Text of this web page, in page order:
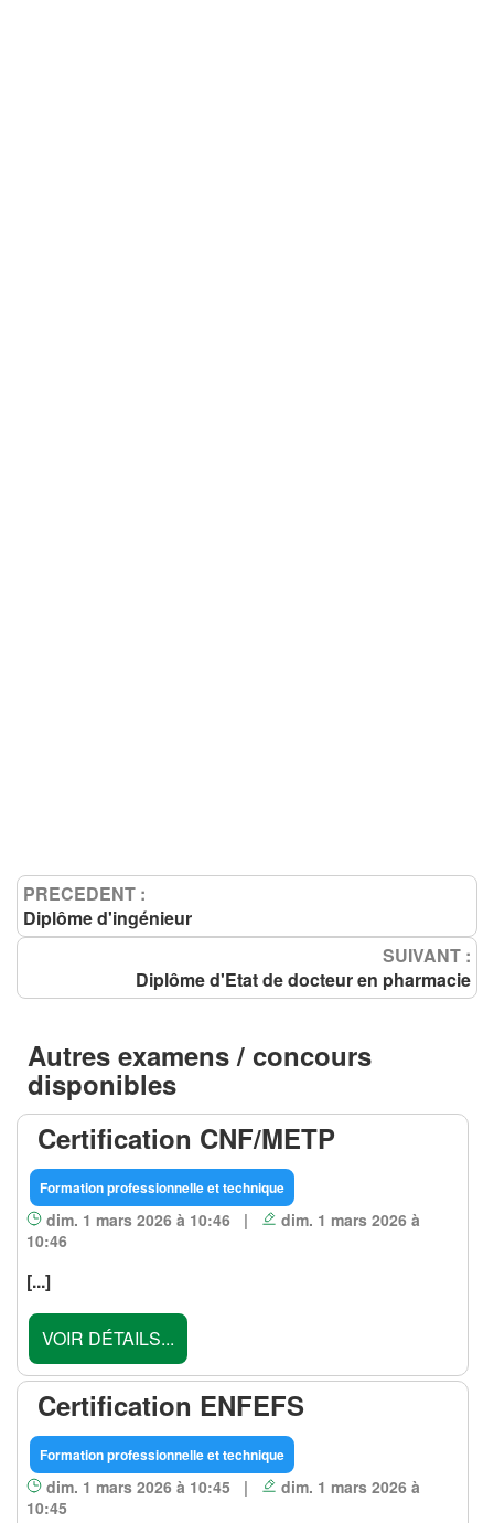
PRECEDENT :
Diplôme d'ingénieur
SUIVANT :
Diplôme d'Etat de docteur en pharmacie
Autres examens / concours
disponibles
Certification CNF/METP
Formation professionnelle et technique
dim. 1 mars 2026 à 10:46 |
dim. 1 mars 2026 à
10:46
[...]
VOIR DÉTAILS...
Certification ENFEFS
Formation professionnelle et technique
dim. 1 mars 2026 à 10:45 |
dim. 1 mars 2026 à
10:45